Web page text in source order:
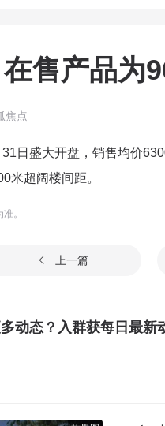
在售产品为
焦点
日盛大开盘，销售均价
米超阔楼间距。
。
 上一篇
动态？入群获每日最新